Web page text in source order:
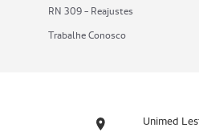
RN 309 - Reajustes
Trabalhe Conosco
Unimed